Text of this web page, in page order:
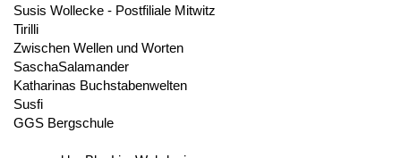
Susis Wollecke - Postfiliale Mitwitz
Tirilli
Zwischen Wellen und Worten
SaschaSalamander
Katharinas Buchstabenwelten
Susfi
GGS Bergschule